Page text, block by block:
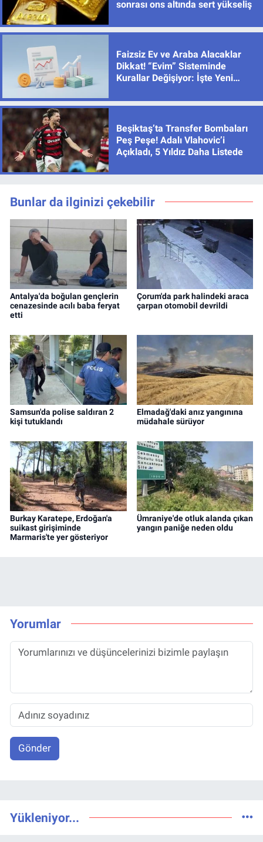
sonrası ons altında sert yükseliş
Faizsiz Ev ve Araba Alacaklar
Dikkat! “Evim” Sisteminde
Kurallar Değişiyor: İşte Yeni
Beşiktaş’ta Transfer Bombaları
Peş Peşe! Adalı Vlahovic’i
Açıkladı, 5 Yıldız Daha Listede
Bunlar da ilginizi çekebilir
Antalya'da boğulan gençlerin
cenazesinde acılı baba feryat
etti
Çorum'da park halindeki araca
çarpan otomobil devrildi
Samsun'da polise saldıran 2
kişi tutuklandı
Elmadağ'daki anız yangınına
müdahale sürüyor
Burkay Karatepe, Erdoğan'a
suikast girişiminde
Marmaris'te yer gösteriyor
Ümraniye'de otluk alanda çıkan
yangın paniğe neden oldu
Yorumlar
Gönder
Yükleniyor...